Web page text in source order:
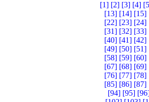
[1] [2] [3] [4]
[13] [14] [15]
[22] [23] [24]
[31] [32] [33]
[40] [41] [42]
[49] [50] [51]
[58] [59] [60]
[67] [68] [69]
[76] [77] [78]
[85] [86] [87]
[94] [95]